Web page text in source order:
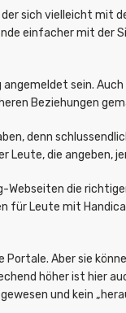
sich vielleicht mit
einfacher mit der
sein.
Beziehungen
denn
die angeben,
die
für Leute mit
Aber sie
höher ist hier
und kein